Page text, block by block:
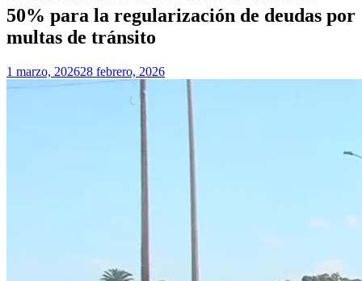
50% para la regularización de deudas por
multas de tránsito
1 marzo, 202628 febrero, 2026